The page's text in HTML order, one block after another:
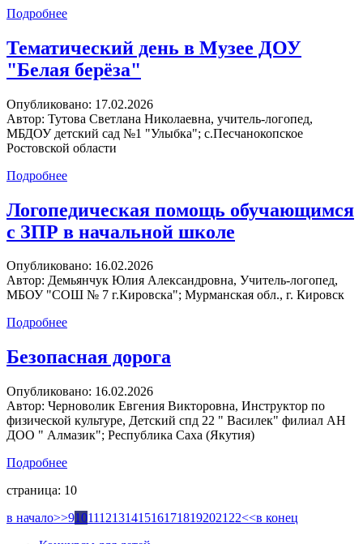
Подробнее
Тематический день в Музее ДОУ
"Белая берёза"
Опубликовано: 17.02.2026
Автор: Тутова Светлана Николаевна, учитель-логопед,
МБДОУ детский сад №1 "Улыбка"; с.Песчанокопское
Ростовской области
Подробнее
Логопедическая помощь обучающимся
с ЗПР в начальной школе
Опубликовано: 16.02.2026
Автор: Демьянчук Юлия Александровна, Учитель-логопед,
МБОУ "СОШ № 7 г.Кировска"; Мурманская обл., г. Кировск
Подробнее
Безопасная дорога
Опубликовано: 16.02.2026
Автор: Черноволик Евгения Викторовна, Инструктор по
физической культуре, Детский спд 22 " Василек" филиал АН
ДОО " Алмазик"; Республика Саха (Якутия)
Подробнее
страница: 10
в начало>>910111213141516171819202122<<в конец